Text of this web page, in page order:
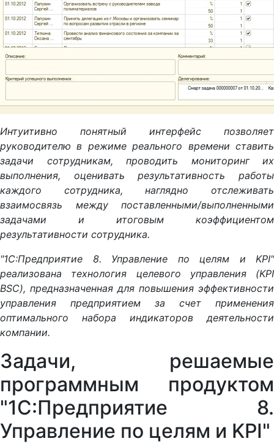
Интуитивно понятный интерфейс позволяет
руководителю в режиме реального времени ставить
задачи сотрудникам, проводить мониторинг их
выполнения, оценивать результативность работы
каждого сотрудника, наглядно отслеживать
взаимосвязь между поставленными/выполненными
задачами и итоговым коэффициентом
результативности сотрудника.
"1С:Предприятие 8. Управление по целям и KPI"
реализована технология целевого управления (KPI
BSC), предназначенная для повышения эффективности
управления предприятием за счет применения
оптимального набора индикаторов деятельности
компании.
Задачи, решаемые
программным продуктом
"1С:Предприятие 8.
Управление по целям и KPI"